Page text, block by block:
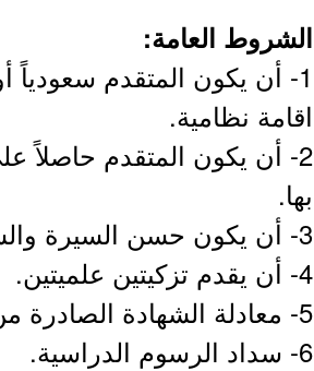
الشروط العامة:
1- أن يكون المتقدم سعودياً
اقامة نظامية.
2- أن يكون المتقدم
بها.
3- أن يكون حسن السيرة والسلوك ولائق طبياً.
4- أن يقدم تزكيتين علميتين.
5- معادلة الشهادة الصادرة من خارج المملكة العربية السعودية.
6- سداد الرسوم الدراسية.